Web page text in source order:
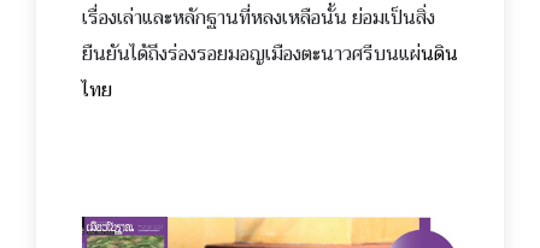
เรื่องเล่าและหลักฐานที่หลงเหลือนั้น ย่อมเป็นสิ่ง
ยืนยันได้ถึงร่องรอยมอญเมืองตะนาวศรีบนแผ่นดิน
ไทย